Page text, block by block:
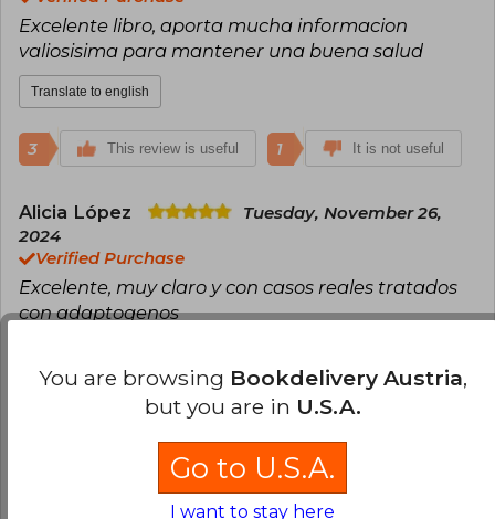
Excelente libro, aporta mucha informacion
valiosisima para mantener una buena salud
Translate to english
3 This review is useful 1 It is not useful
Alicia López
Tuesday, November 26,
2024
Verified Purchase
Excelente, muy claro y con casos reales tratados
con adaptogenos
This review is useful 1 It is not useful
Maximiliano Scavo
Sunday, February
You are browsing Bookdelivery Austria,
but you are in U.S.A.
Go to U.S.A.
I want to stay here